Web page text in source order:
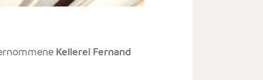
Kellerei Fernand